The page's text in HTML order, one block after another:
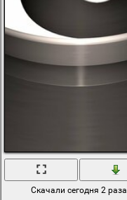
Скачали сегодня 2 раза